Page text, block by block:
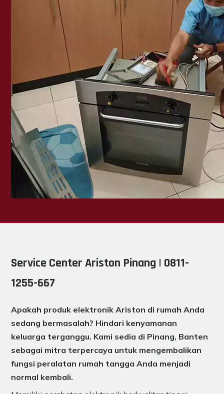
Service Center Ariston Pinang | 0811-
1255-667
Apakah produk elektronik Ariston di rumah Anda
sedang bermasalah? Hindari kenyamanan
keluarga terganggu. Kami sedia di Pinang, Banten
sebagai mitra terpercaya untuk mengembalikan
fungsi peralatan rumah tangga Anda menjadi
normal kembali.